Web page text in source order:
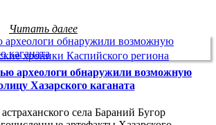
Читать далее
хроники Каспийского региона
археологи обнаружили возможную
Хазарского каганата
села Бараний Бугор